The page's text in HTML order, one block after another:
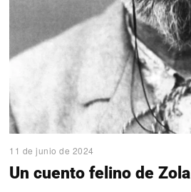
11 de junio de 2024
Un cuento felino de Zola